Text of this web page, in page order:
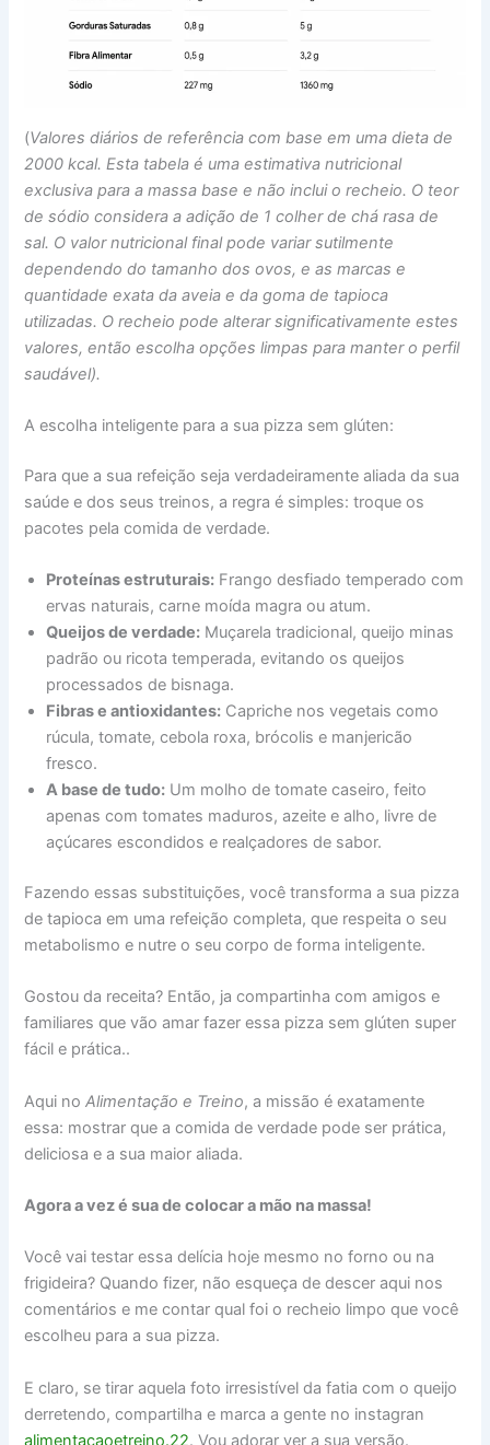
(Valores diários de referência com base em uma dieta de
2000 kcal. Esta tabela é uma estimativa nutricional
exclusiva para a massa base e não inclui o recheio. O teor
de sódio considera a adição de 1 colher de chá rasa de
sal. O valor nutricional final pode variar sutilmente
dependendo do tamanho dos ovos, e as marcas e
quantidade exata da aveia e da goma de tapioca
utilizadas. O recheio pode alterar significativamente estes
valores, então escolha opções limpas para manter o perfil
saudável).
A escolha inteligente para a sua pizza sem glúten:
Para que a sua refeição seja verdadeiramente aliada da sua
saúde e dos seus treinos, a regra é simples: troque os
pacotes pela comida de verdade.
Proteínas estruturais: Frango desfiado temperado com
ervas naturais, carne moída magra ou atum.
Queijos de verdade: Muçarela tradicional, queijo minas
padrão ou ricota temperada, evitando os queijos
processados de bisnaga.
Fibras e antioxidantes: Capriche nos vegetais como
rúcula, tomate, cebola roxa, brócolis e manjericão
fresco.
A base de tudo: Um molho de tomate caseiro, feito
apenas com tomates maduros, azeite e alho, livre de
açúcares escondidos e realçadores de sabor.
Fazendo essas substituições, você transforma a sua pizza
de tapioca em uma refeição completa, que respeita o seu
metabolismo e nutre o seu corpo de forma inteligente.
Gostou da receita? Então, ja compartinha com amigos e
familiares que vão amar fazer essa pizza sem glúten super
fácil e prática..
Aqui noAlimentação e Treino, a missão é exatamente
essa: mostrar que a comida de verdade pode ser prática,
deliciosa e a sua maior aliada.
Agora a vez é sua de colocar a mão na massa!
Você vai testar essa delícia hoje mesmo no forno ou na
frigideira? Quando fizer, não esqueça de descer aqui nos
comentários e me contar qual foi o recheio limpo que você
escolheu para a sua pizza.
E claro, se tirar aquela foto irresistível da fatia com o queijo
derretendo, compartilha e marca a gente no instagran
alimentacaoetreino.22. Vou adorar ver a sua versão.